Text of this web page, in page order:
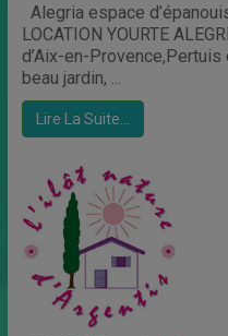
Alegria espace
LOCATION YOURTE
d’Aix-en-Provence,Pertuis
beau jardin, ...
Lire La Suite…